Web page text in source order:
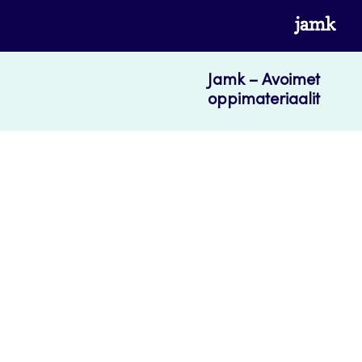
Skip
content
www.jamk.fi
Jamk – Avoimet
oppimateriaalit